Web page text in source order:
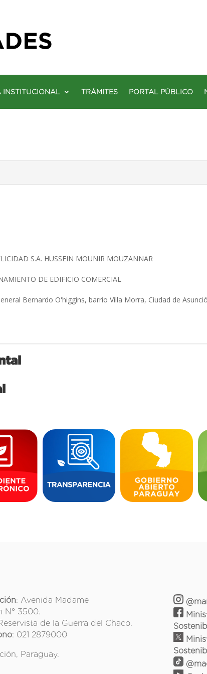
INSTITUCIONAL TRÁMITES PORTAL PÚBLICO
S.A. HUSSEIN MOUNIR MOUZANNAR
DE EDIFICIO COMERCIAL
Bernardo O'higgins, barrio Villa Morra, Ciudad de
: Avenida Madame
N° 3500.
de la Guerra del Chaco.
: 021 2879000
Paraguay.